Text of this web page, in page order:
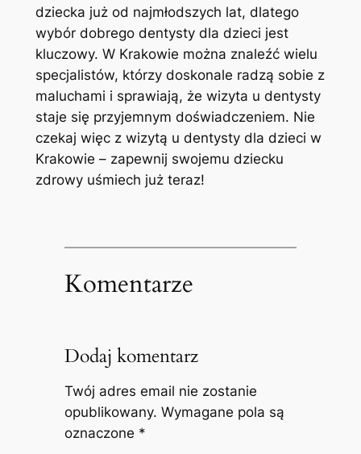
dziecka już od najmłodszych lat, dlatego
wybór dobrego dentysty dla dzieci jest
kluczowy. W Krakowie można znaleźć wielu
specjalistów, którzy doskonale radzą sobie z
maluchami i sprawiają, że wizyta u dentysty
staje się przyjemnym doświadczeniem. Nie
czekaj więc z wizytą u dentysty dla dzieci w
Krakowie – zapewnij swojemu dziecku
zdrowy uśmiech już teraz!
Komentarze
Dodaj komentarz
Twój adres email nie zostanie
opublikowany. Wymagane pola są
oznaczone *